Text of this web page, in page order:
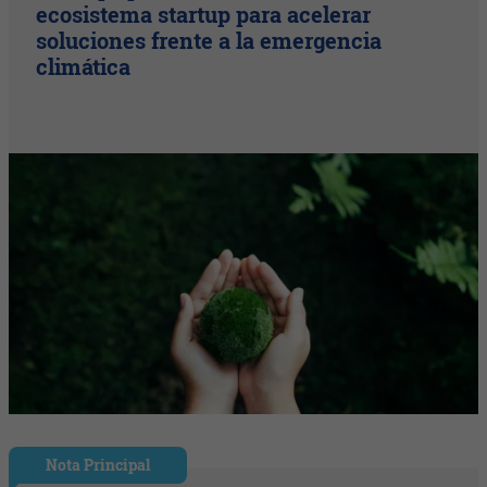
ecosistema startup para acelerar
soluciones frente a la emergencia
climática
Nota Principal